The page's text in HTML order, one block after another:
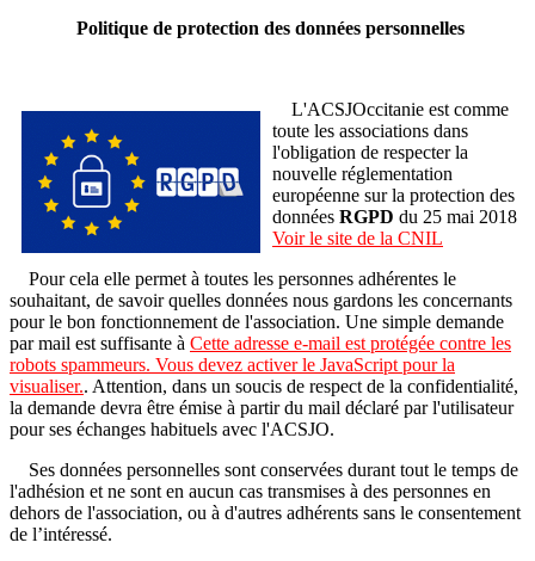
Politique de protection des données personnelles
L'ACSJOccitanie est comme
toute les associations dans
l'obligation de respecter la
nouvelle réglementation
européenne sur la protection des
données RGPD du 25 mai 2018
Voir le site de la CNIL
Pour cela elle permet à toutes les personnes adhérentes le
souhaitant, de savoir quelles données nous gardons les concernants
pour le bon fonctionnement de l'association. Une simple demande
par mail est suffisante à Cette adresse e-mail est protégée contre les
robots spammeurs. Vous devez activer le JavaScript pour la
visualiser.. Attention, dans un soucis de respect de la confidentialité,
la demande devra être émise à partir du mail déclaré par l'utilisateur
pour ses échanges habituels avec l'ACSJO.
Ses données personnelles sont conservées durant tout le temps de
l'adhésion et ne sont en aucun cas transmises à des personnes en
dehors de l'association, ou à d'autres adhérents sans le consentement
de l’intéressé.